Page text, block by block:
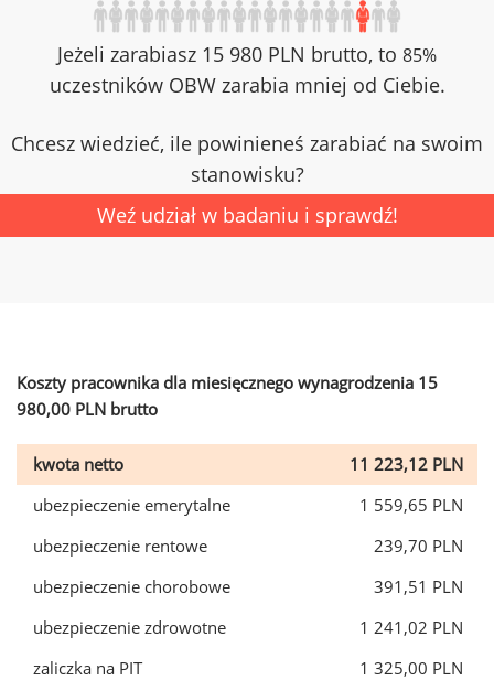
Jeżeli zarabiasz 15 980 PLN brutto, to 85%
uczestników OBW zarabia mniej od Ciebie.
Chcesz wiedzieć, ile powinieneś zarabiać na swoim
stanowisku?
Weź udział w badaniu i sprawdź!
Koszty pracownika dla miesięcznego wynagrodzenia 15
980,00 PLN brutto
kwota netto
11 223,12 PLN
ubezpieczenie emerytalne
1 559,65 PLN
ubezpieczenie rentowe
239,70 PLN
ubezpieczenie chorobowe
391,51 PLN
ubezpieczenie zdrowotne
1 241,02 PLN
zaliczka na PIT
1 325,00 PLN